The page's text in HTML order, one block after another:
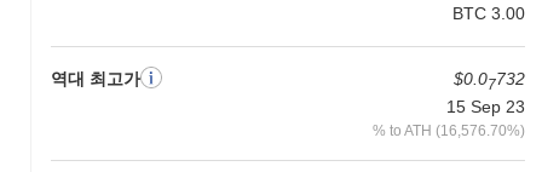
BTC 3.00
역대 최고가 $0.07732
15 Sep 23
% to ATH (16,576.70%)
케이션(dApp)과 상호 작용할 수 있도록 합니다. FINE 보유자는 스
FINE은 거버넌스 목적으로도 활용될 수 있어 보유자가 프로젝트의
방향에 영향을 미치는 제안에 투표할 수 있습니다. 개발자에게
FINE은 dApp을 구축하고 통합하는 데 필요한 필수 도구를 제공하
여 생태계의 전반적인 기능성을 향상시킵니다. FINE 생태계에는